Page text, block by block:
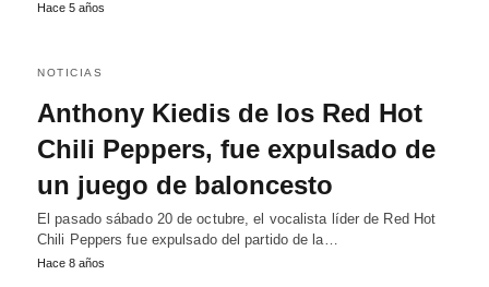
Hace 5 años
NOTICIAS
Anthony Kiedis de los Red Hot
Chili Peppers, fue expulsado de
un juego de baloncesto
El pasado sábado 20 de octubre, el vocalista líder de Red Hot
Chili Peppers fue expulsado del partido de la…
Hace 8 años